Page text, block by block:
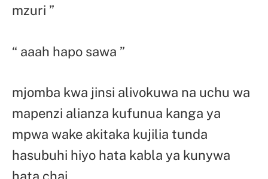
mzuri ”
“ aaah hapo sawa ”
mjomba kwa jinsi alivokuwa na uchu wa
mapenzi alianza kufunua kanga ya
mpwa wake akitaka kujilia tunda
hasubuhi hiyo hata kabla ya kunywa